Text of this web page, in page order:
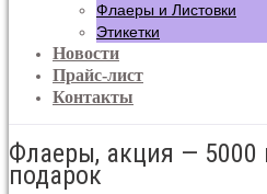
Флаеры и Листовки
Этикетки
Новости
Прайс-лист
Контакты
Флаеры, акция — 5000
подарок